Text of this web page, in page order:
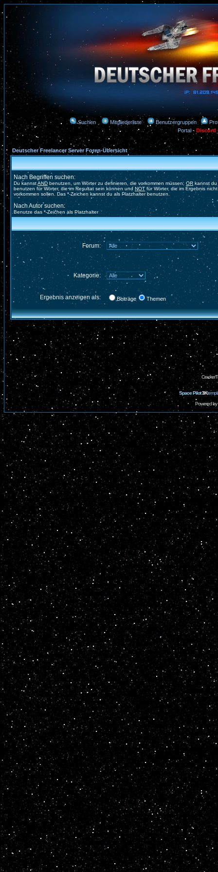
Suchen Mitgliederliste Benutzergruppen
Portal-Discord
Deutscher Freelancer Server Foren-Übersicht
Nach Begriffen suchen:
Du kannstAND benutzen, um Wörter zu definieren, die vorkommen müssen; OR kannst du
benutzen für Wörter, die im Resultat sein können und NOT für Wörter, die im Ergebnis nicht
vorkommen sollen. Das *-Zeichen kannst du als Platzhalter benutzen.
Nach Autor suchen:
Benutze das *-Zeichen als Platzhalter
Forum:
Kategorie:
Ergebnis anzeigen als: Beiträge Themen
Space Pilot3K
Powered by